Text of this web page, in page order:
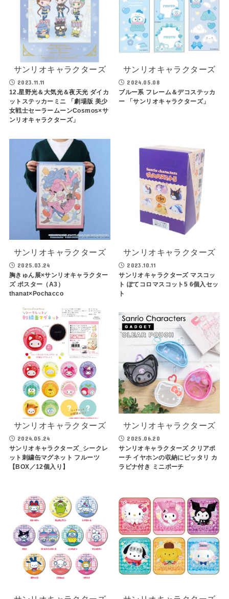
サンリオキャラクターズ
2023.11.11
12.星野光＆大気光＆夜天光 ダイカ
ットステッカーミニ 「劇場版 美少
女戦士セーラームーンCosmos×サ
ンリオキャラクターズ」
サンリオキャラクターズ
2024.05.08
ブルー系 フレーム＆デコステッカ
ー 「サンリオキャラクターズ」
サンリオキャラクターズ
2025.03.24
胸きゅん展×サンリオキャラクター
ズ ポスター（A3）
thanat×Pochacco
サンリオキャラクターズ
2023.10.11
サンリオキャラクターズ マスコッ
ト ぽてコロマスコット5 6個入セッ
ト
サンリオキャラクターズ
2024.05.24
サンリオキャラクターズ_シークレ
ット刺繍缶マグネット フルーツ
【BOX／12個入り】
サンリオキャラクターズ
2025.06.20
サンリオキャラクターズ クリアポ
ーチ イヤホンの収納にピッタリ カ
ラビナ付き ミニポーチ